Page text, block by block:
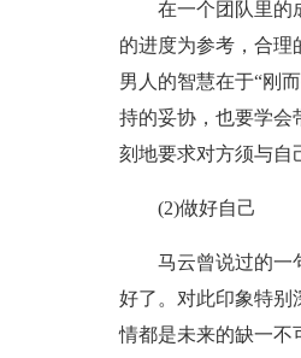
在一个团队里的
的进度为参考，合理
男人的智慧在于“刚
持的妥协，也要学会
刻地要求对方须与自
(2)做好自己
马云曾说过的一
好了。对此印象特别
情都是未来的缺一不